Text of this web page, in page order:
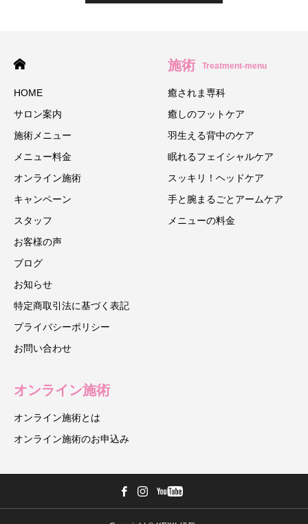
HOME
サロン案内
施術メニュー
メニュー料金
オンライン施術
キャンペーン
スタッフ
お客様の声
ブログ
お知らせ
特定商取引法に基づく表記
プライバシーポリシー
お問い合わせ
施術 Treatment-menu
癒されま専科
癒しのフットケア
羽生える背中のケア
眠れるフェイシャルケア
スッキリ！ヘッドケア
手と腕まるごとアームケア
メニューの料金
オンライン施術
オンライン施術とは
オンライン施術のお申込み